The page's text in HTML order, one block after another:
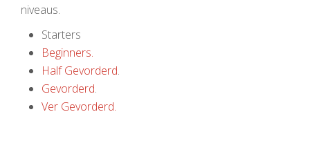
niveaus.
Starters
Beginners.
Half Gevorderd.
Gevorderd.
Ver Gevorderd.